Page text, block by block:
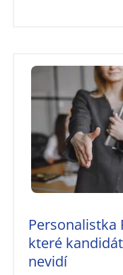
Personalistka
které
nevidí